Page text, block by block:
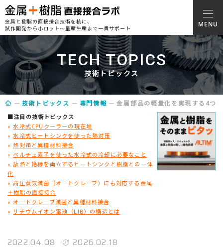
金属と樹脂の直接接合技術を核に、
試作開発から小ロット～量産生産まで一貫サポート
TECH TOPICS
技術トピックス
技術トピックス 専門情報 金属部品の軽量化を実現する4つ
■注目の技術トピックス
»水冷式CPUクーラーの現在地
»水冷式ヒートシンクを使った熱対策
»熱対策と異種材料接合
»ペルチェ素子を使った水冷式の冷却に必要なこと
»放熱と絶縁を両立するヒートシンクと樹脂との一体
化
»高圧蒸気滅菌（オートクレーブ）にも対応する金属
＋樹脂の直接接合
» オートクレーブ滅菌と異種材料接合
» リチウムイオン電池（LIB）の構造とは
2022.04.08 2026.02.18